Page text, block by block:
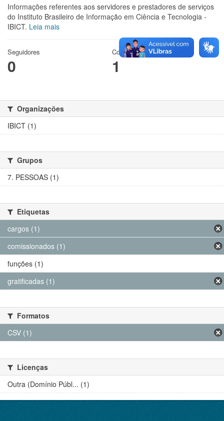
Informações referentes aos servidores e prestadores de serviços
do Instituto Brasileiro de Informação em Ciência e Tecnologia -
IBICT. Leia mais
Seguidores
0
Conjuntos de dados
1
Organizações
IBICT (1)
Grupos
7. PESSOAS (1)
Etiquetas
cargos (1)
comissionados (1)
funções (1)
gratificadas (1)
Formatos
CSV (1)
Licenças
Outra (Domínio Públ... (1)